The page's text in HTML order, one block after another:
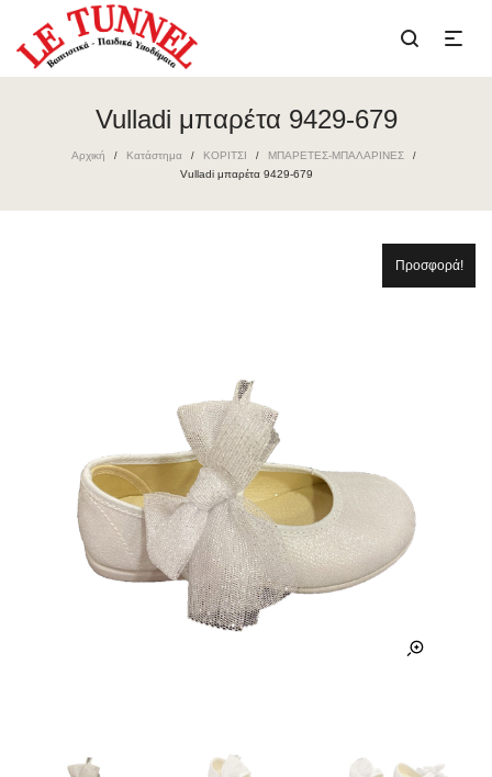
Vulladi μπαρέτα 9429-679
Αρχική / Κατάστημα / ΚΟΡΙΤΣΙ / ΜΠΑΡΕΤΕΣ-ΜΠΑΛΑΡΙΝΕΣ /
Vulladi μπαρέτα 9429-679
Προσφορά!